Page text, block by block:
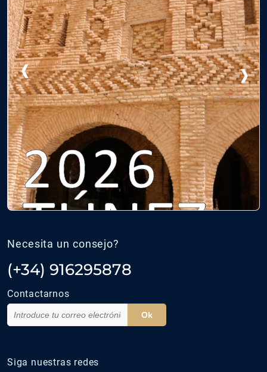
‹ ›
Necesita un consejo?
(+34) 916295878
Contactarnos
Ok
Siga nuestras redes